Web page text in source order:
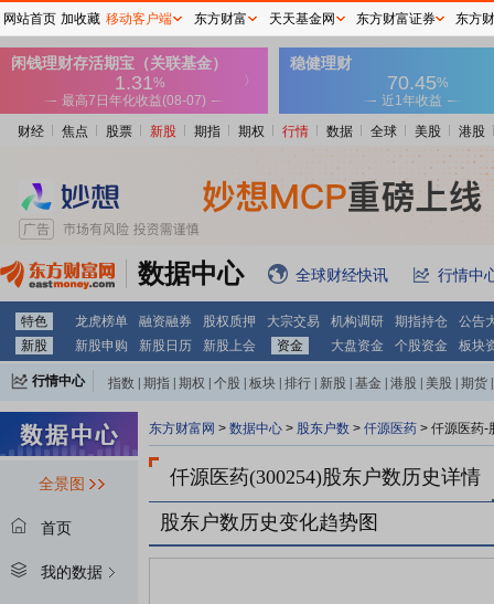
财经 焦点 股票 新股 期指 期权 行情 数据 全球 美股 港股
数据中心 全球财经快讯 行情中
特色 龙虎榜单 融资融券 股权质押 大宗交易 机构调研 期指持仓
公告
新股
新股申购 新股日历 新股上会 资金 大盘资金 个股资金 板块
行情中心 指数 期指 期权 个股 板块 排行 新股 基金 港股 美股 期货
全景图
首页
我的数据
东方财富网 > 数据中心 > 股东户数 > 仟源医药 > 仟源医药-
仟源医药(300254)股东户数历史详情
股东户数历史变化趋势图
网站首页 加收藏 移动客户端 东方财富 天天基金网 东方财富证券 东方